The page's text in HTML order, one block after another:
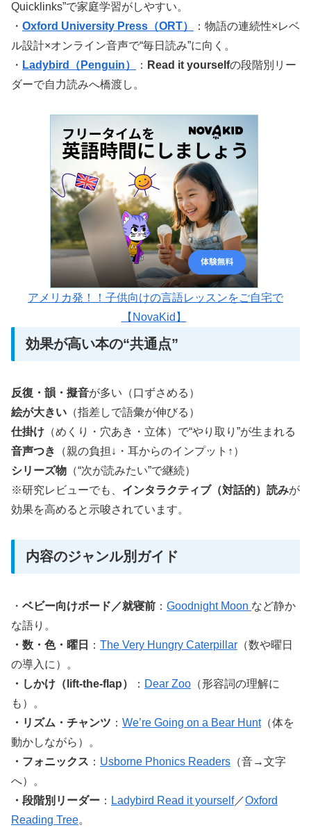
Quicklinks”で家庭学習がしやすい。
・ Oxford University Press（ORT）
：物語の連続性×レベ
ル設計×オンライン音声で“毎日読み”に向く。
・ Ladybird（Penguin） ： Read it yourselfの段階別リー
ダーで自力読みへ橋渡し。
アメリカ発！！子供向けの言語レッスンをご自宅で
【NovaKid】
効果が高い本の“共通点”
反復・韻・擬音が多い（口ずさめる）
絵が大きい （指差しで語彙が伸びる）
仕掛け （めくり・穴あき・立体）で“やり取り”が生まれる
音声つき
（親の負担↓・耳からのインプット↑）
シリーズ物 （“次が読みたい”で継続）
※研究レビューでも、 インタラクティブ（対話的）読みが
効果を高めると示唆されています。
内容のジャンル別ガイド
・ ベビー向けボード／就寝前 ： Goodnight Moon など静か
な語り。
・数・色・曜日
： The Very Hungry Caterpillar （数や曜日
の導入に）。
・しかけ（lift-the-flap）
： Dear Zoo （形容詞の理解に
も）。
・リズム・チャンツ ： We’re Going on a Bear Hunt（体を
動かしながら）。
・フォニックス ： Usborne Phonics Readers （音→文字
へ）。
・段階別リーダー ： Ladybird Read it yourself／Oxford
Reading Tree。